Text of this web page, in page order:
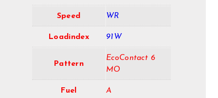
Speed WR
Loadindex 91W
Pattern
EcoContact 6
MO
Fuel A